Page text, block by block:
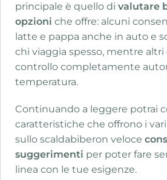
principale è quello di valutare
opzioni che offre: alcuni
latte e pappa anche in auto e
chi viaggia spesso, mentre
controllo completamente
temperatura.
Continuando a leggere potrai
caratteristiche che offrono i
sullo scaldabiberon veloce
suggerimenti per poter fare
linea con le tue esigenze.